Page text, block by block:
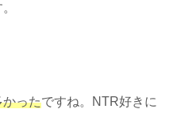
かったですね。NTR好きに